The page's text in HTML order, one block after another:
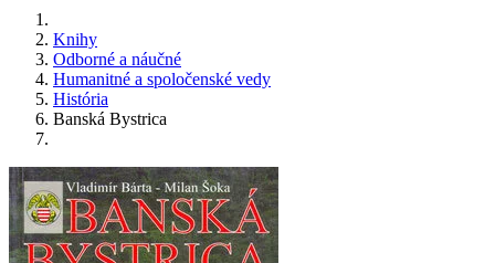
Knihy
Odborné a náučné
Humanitné a spoločenské vedy
História
Banská Bystrica